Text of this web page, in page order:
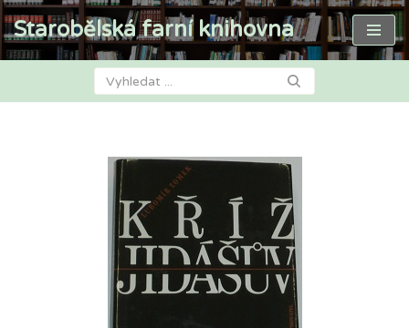
Přeskočit
Starobělská farní knihovna